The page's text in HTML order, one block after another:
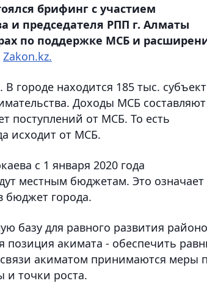
брифинг с участием
и председателя РПП г. Алматы
по поддержке МСБ и
Zakon.kz.
городе находится 185 тыс.
Доходы МСБ составляют
поступлений от МСБ. То есть
исходит от МСБ.
с 1 января 2020 года
местным бюджетам. Это означает
бюджет города.
базу для равного развития
позиция акимата - обеспечить
акиматом принимаются меры
точки роста.